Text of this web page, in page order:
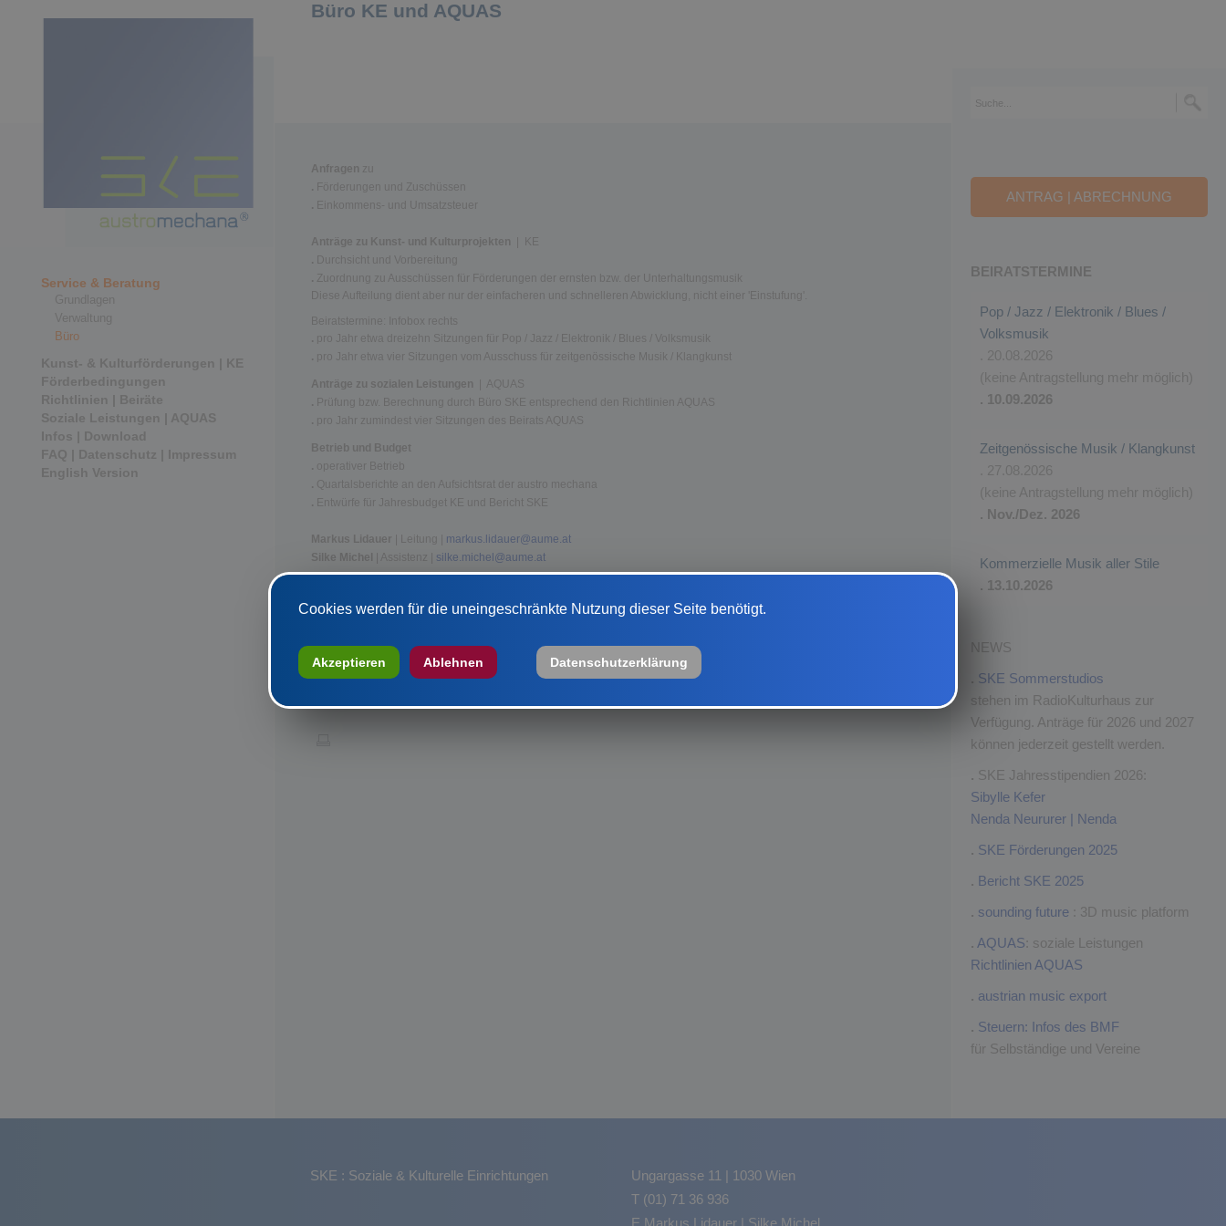
Service & Beratung
Grundlagen
Verwaltung
Büro
Kunst- & Kulturförderungen | KE
Förderbedingungen
Richtlinien | Beiräte
Soziale Leistungen | AQUAS
Infos | Download
FAQ | Datenschutz | Impressum
English Version
Büro KE und AQUAS
Anfragen zu
. Förderungen und Zuschüssen
. Einkommens- und Umsatzsteuer
Anträge zu Kunst- und Kulturprojekten | KE
. Durchsicht und Vorbereitung
. Zuordnung zu Ausschüssen für Förderungen der ernsten bzw. der Unterhaltungsmusik
Diese Aufteilung dient aber nur der einfacheren und schnelleren Abwicklung, nicht einer 'Einstufung'.
Beiratstermine: Infobox rechts
. pro Jahr etwa dreizehn Sitzungen für Pop / Jazz / Elektronik / Blues / Volksmusik
. pro Jahr etwa vier Sitzungen vom Ausschuss für zeitgenössische Musik / Klangkunst
Anträge zu sozialen Leistungen | AQUAS
. Prüfung bzw. Berechnung durch Büro SKE entsprechend den Richtlinien AQUAS
. pro Jahr zumindest vier Sitzungen des Beirats AQUAS
Betrieb und Budget
. operativer Betrieb
. Quartalsberichte an den Aufsichtsrat der austro mechana
. Entwürfe für Jahresbudget KE und Bericht SKE
Markus Lidauer | Leitung | markus.lidauer@aume.at
Silke Michel
| Assistenz | silke.michel@aume.at
(01) 71 36 936
ANTRAG | ABRECHNUNG
BEIRATSTERMINE
Pop / Jazz / Elektronik / Blues /
Volksmusik
. 20.08.2026
(keine Antragstellung mehr möglich)
. 10.09.2026
Zeitgenössische Musik / Klangkunst
. 27.08.2026
(keine Antragstellung mehr möglich)
. Nov./Dez. 2026
Kommerzielle Musik aller Stile
. 13.10.2026
NEWS
SKE Sommerstudios
stehen im RadioKulturhaus zur
Verfügung. Anträge für 2026 und 2027
können jederzeit gestellt werden.
. SKE Jahresstipendien 2026:
Sibylle Kefer
Nenda Neururer | Nenda
. SKE Förderungen 2025
. Bericht SKE 2025
. sounding future : 3D music platform
. AQUAS : soziale Leistungen
Richtlinien AQUAS
. austrian music export
. Steuern: Infos des BMF
für Selbständige und Vereine
SKE : Soziale & Kulturelle Einrichtungen
Ungargasse 11 | 1030 Wien
T (01) 71 36 936
E Markus Lidauer | Silke Michel
Cookies werden für die uneingeschränkte Nutzung dieser Seite benötigt.
Akzeptieren Ablehnen Datenschutzerklärung